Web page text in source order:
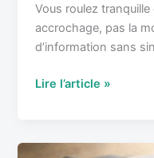
Vous roulez
accrochage, pas la
d’information sans
Lire l’article »